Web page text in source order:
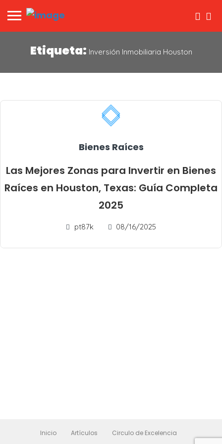
Etiqueta: Inversión Inmobiliaria Houston
Bienes Raíces
Las Mejores Zonas para Invertir en Bienes
Raíces en Houston, Texas: Guía Completa
2025
pt87k 08/16/2025
Inicio Artículos Circulo de Excelencia